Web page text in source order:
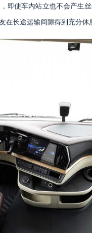
即使车内站立也不会产生
长途运输间隙得到充分休